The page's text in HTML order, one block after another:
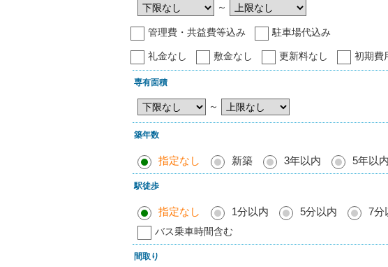
～
管理費・共益費等込み 駐車場代込み
礼金なし 敷金なし 更新料なし 初期費
専有面積
～
築年数
指定なし 新築 3年以内 5年以内
駅徒歩
指定なし 1分以内 5分以内 7分
バス乗車時間含む
間取り